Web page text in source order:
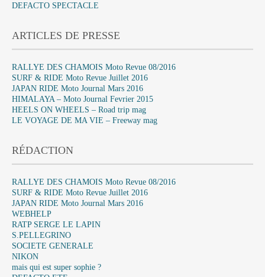
DEFACTO SPECTACLE
ARTICLES DE PRESSE
RALLYE DES CHAMOIS Moto Revue 08/2016
SURF & RIDE Moto Revue Juillet 2016
JAPAN RIDE Moto Journal Mars 2016
HIMALAYA – Moto Journal Fevrier 2015
HEELS ON WHEELS – Road trip mag
LE VOYAGE DE MA VIE – Freeway mag
RÉDACTION
RALLYE DES CHAMOIS Moto Revue 08/2016
SURF & RIDE Moto Revue Juillet 2016
JAPAN RIDE Moto Journal Mars 2016
WEBHELP
RATP SERGE LE LAPIN
S.PELLEGRINO
SOCIETE GENERALE
NIKON
mais qui est super sophie ?